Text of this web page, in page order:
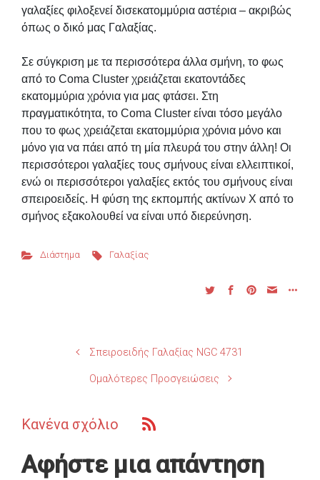
γαλαξίες φιλοξενεί δισεκατομμύρια αστέρια – ακριβώς
όπως ο δικό μας Γαλαξίας.
Σε σύγκριση με τα περισσότερα άλλα σμήνη, το φως
από το Coma Cluster χρειάζεται εκατοντάδες
εκατομμύρια χρόνια για μας φτάσει. Στη
πραγματικότητα, το Coma Cluster είναι τόσο μεγάλο
που το φως χρειάζεται εκατομμύρια χρόνια μόνο και
μόνο για να πάει από τη μία πλευρά του στην άλλη! Οι
περισσότεροι γαλαξίες τους σμήνους είναι ελλειπτικοί,
ενώ οι περισσότεροι γαλαξίες εκτός του σμήνους είναι
σπειροειδείς. Η φύση της εκπομπής ακτίνων Χ από το
σμήνος εξακολουθεί να είναι υπό διερεύνηση.
Διάστημα Γαλαξίας
Σπειροειδής Γαλαξίας NGC 4731
Ομαλότερες Προσγειώσεις
Κανένα σχόλιο
Αφήστε μια απάντηση